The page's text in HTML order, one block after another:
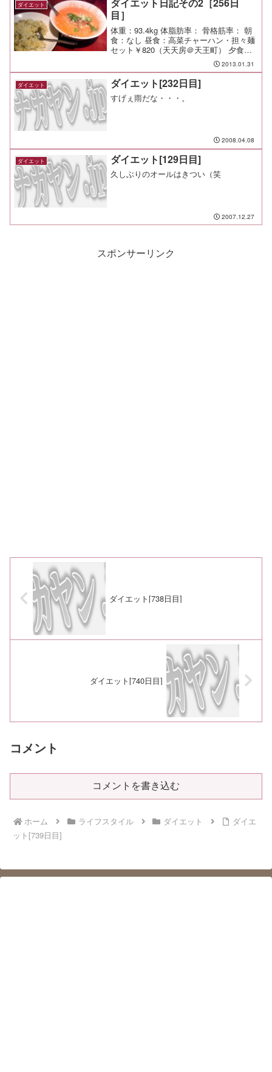
ダイエット
ダイエット日記その2［256日
目］
体重：93.4kg 体脂肪率： 骨格筋率： 朝
食：なし 昼食：高菜チャーハン・担々麺
セット￥820（天天房＠天王町） 夕食：
懇親会＆二次会 間食： 運動： メモ：な
んだ、この体重。と思ったら夜は減って
た。
2013.01.31
ダイエット ダイエット[232日目]
すげぇ雨だな・・・。
2008.04.08
ダイエット ダイエット[129日目]
久しぶりのオールはきつい（笑
2007.12.27
スポンサーリンク
ダイエット[738日目]
ダイエット[740日目]
コメント
コメントを書き込む
ホーム ライフスタイル ダイエット
ダイエ
ット[739日目]